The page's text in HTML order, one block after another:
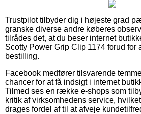
Trustpilot tilbyder dig i højeste grad
granske diverse andre køberes
tilrådes det, at du beser internet
Scotty Power Grip Clip 1174 forud for
bestilling.
Facebook medfører tilsvarende
chancer for at få indsigt i internet
Tilmed ses en række e-shops som
kritik af virksomhedens service,
drages fordel af til at afveje